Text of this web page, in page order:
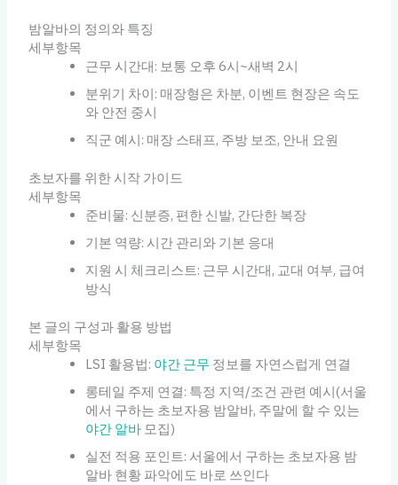
밤알바의 정의와 특징
세부항목
근무 시간대: 보통 오후 6시~새벽 2시
분위기 차이: 매장형은 차분, 이벤트 현장은 속도
와 안전 중시
직군 예시: 매장 스태프, 주방 보조, 안내 요원
초보자를 위한 시작 가이드
세부항목
준비물: 신분증, 편한 신발, 간단한 복장
기본 역량: 시간 관리와 기본 응대
지원 시 체크리스트: 근무 시간대, 교대 여부, 급여
방식
본 글의 구성과 활용 방법
세부항목
LSI 활용법: 야간 근무 정보를 자연스럽게 연결
롱테일 주제 연결: 특정 지역/조건 관련 예시(서울
에서 구하는 초보자용 밤알바, 주말에 할 수 있는
야간 알바모집)
실전 적용 포인트: 서울에서 구하는 초보자용 밤
알바 현황 파악에도 바로 쓰인다